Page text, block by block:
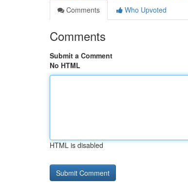
Comments
Who Upvoted
Comments
Submit a Comment
No HTML
HTML is disabled